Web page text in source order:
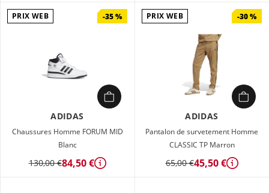
PRIX WEB -35 %
ADIDAS
Chaussures Homme FORUM MID
Blanc
130,00 €84,50 € Détails
PRIX WEB -30 %
ADIDAS
Pantalon de survetement Homme
CLASSIC TP Marron
65,00 €45,50 € Détails